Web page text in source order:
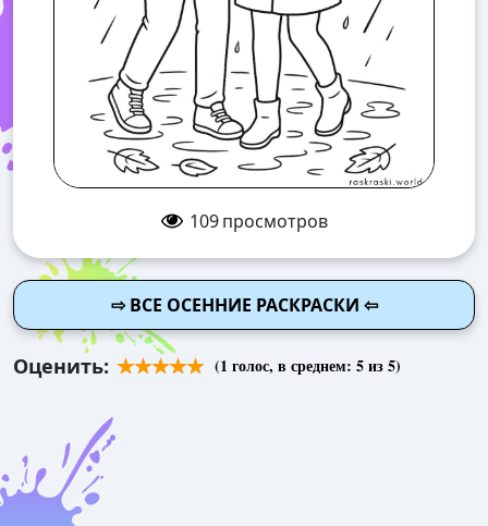
109 просмотров
⇨ ВСЕ ОСЕННИЕ РАСКРАСКИ ⇦
Оценить: (1 голос, в среднем: 5из 5)